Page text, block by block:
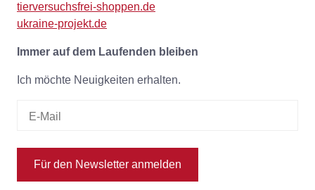
tierversuchsfrei-shoppen.de
ukraine-projekt.de
Immer auf dem Laufenden bleiben
Ich möchte Neuigkeiten erhalten.
Für den Newsletter anmelden